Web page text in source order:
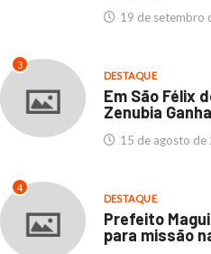
19 de setembro
3
DESTAQUE
Em São Félix
Zenubia
15 de agosto de
4
DESTAQUE
Prefeito
para missão